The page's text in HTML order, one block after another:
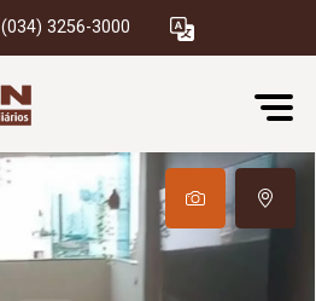
(034) 3256-3000